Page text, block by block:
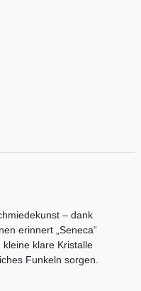
– dank
erinnert „Seneca“
klare Kristalle
Funkeln sorgen.